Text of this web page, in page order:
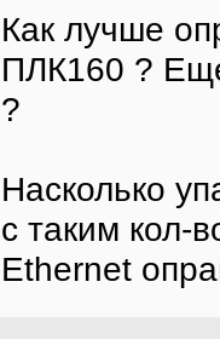
Как лучше
ПЛК160 ?
?
Насколько
с таким кол-
Ethernet